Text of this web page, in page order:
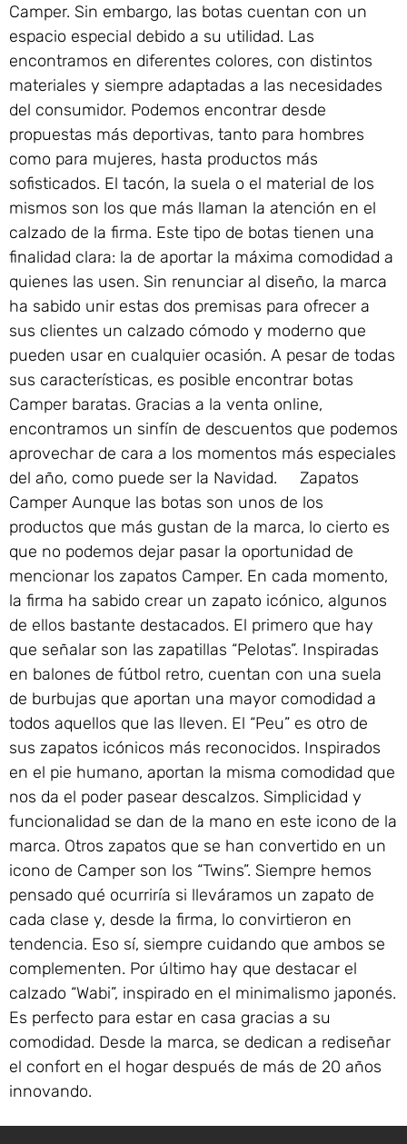
Camper. Sin embargo, las botas cuentan con un
espacio especial debido a su utilidad. Las
encontramos en diferentes colores, con distintos
materiales y siempre adaptadas a las necesidades
del consumidor. Podemos encontrar desde
propuestas más deportivas, tanto para hombres
como para mujeres, hasta productos más
sofisticados. El tacón, la suela o el material de los
mismos son los que más llaman la atención en el
calzado de la firma. Este tipo de botas tienen una
finalidad clara: la de aportar la máxima comodidad a
quienes las usen. Sin renunciar al diseño, la marca
ha sabido unir estas dos premisas para ofrecer a
sus clientes un calzado cómodo y moderno que
pueden usar en cualquier ocasión. A pesar de todas
sus características, es posible encontrar botas
Camper baratas. Gracias a la venta online,
encontramos un sinfín de descuentos que podemos
aprovechar de cara a los momentos más especiales
del año, como puede ser la Navidad. Zapatos
Camper Aunque las botas son unos de los
productos que más gustan de la marca, lo cierto es
que no podemos dejar pasar la oportunidad de
mencionar los zapatos Camper. En cada momento,
la firma ha sabido crear un zapato icónico, algunos
de ellos bastante destacados. El primero que hay
que señalar son las zapatillas “Pelotas”. Inspiradas
en balones de fútbol retro, cuentan con una suela
de burbujas que aportan una mayor comodidad a
todos aquellos que las lleven. El “Peu” es otro de
sus zapatos icónicos más reconocidos. Inspirados
en el pie humano, aportan la misma comodidad que
nos da el poder pasear descalzos. Simplicidad y
funcionalidad se dan de la mano en este icono de la
marca. Otros zapatos que se han convertido en un
icono de Camper son los “Twins”. Siempre hemos
pensado qué ocurriría si lleváramos un zapato de
cada clase y, desde la firma, lo convirtieron en
tendencia. Eso sí, siempre cuidando que ambos se
complementen. Por último hay que destacar el
calzado “Wabi”, inspirado en el minimalismo japonés.
Es perfecto para estar en casa gracias a su
comodidad. Desde la marca, se dedican a rediseñar
el confort en el hogar después de más de 20 años
innovando.